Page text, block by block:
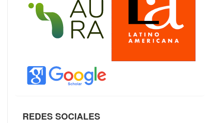
REDES SOCIALES